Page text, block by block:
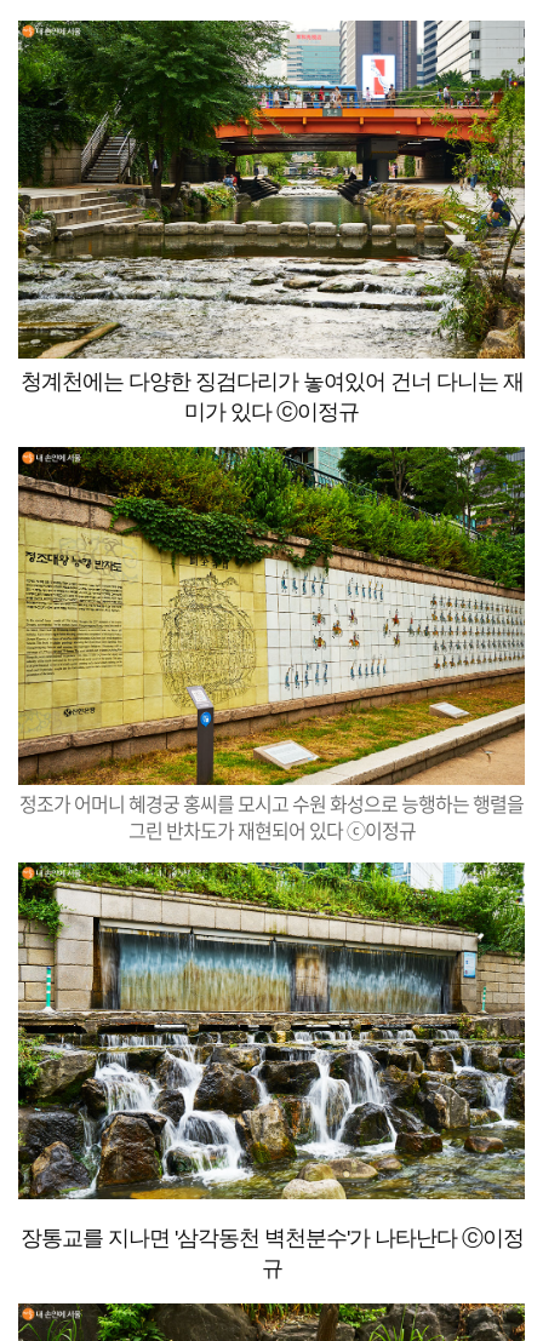
청계천에는 다양한 징검다리가 놓여있어 건너 다니는 재
미가 있다 ⓒ이정규
정조가 어머니 혜경궁 홍씨를 모시고 수원 화성으로 능행하는 행렬을
그린 반차도가 재현되어 있다 ⓒ이정규
장통교를 지나면 '삼각동천 벽천분수'가 나타난다 ⓒ이정
규